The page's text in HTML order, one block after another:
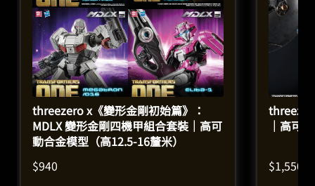
threezero x《變形金剛初始篇》：
MDLX 變形金剛四機甲組合套裝｜高可
動合金模型（高12.5-16釐米）
$940
｜高可
$1,550